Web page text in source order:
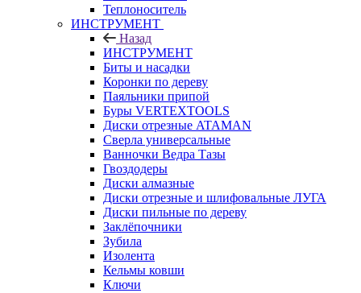
Теплоноситель
ИНСТРУМЕНТ
Назад
ИНСТРУМЕНТ
Биты и насадки
Коронки по дереву
Паяльники припой
Буры VERTEXTOOLS
Диски отрезные ATAMAN
Сверла универсальные
Ванночки Ведра Тазы
Гвоздодеры
Диски алмазные
Диски отрезные и шлифовальные ЛУГА
Диски пильные по дереву
Заклёпочники
Зубила
Изолента
Кельмы ковши
Ключи